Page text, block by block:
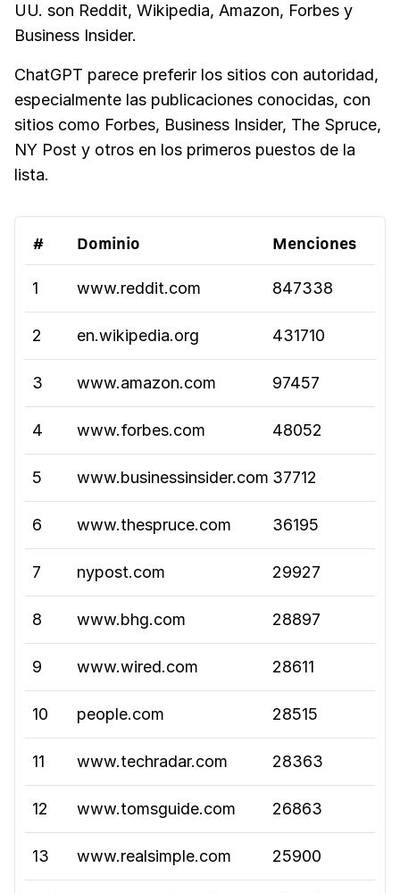
UU. son Reddit, Wikipedia, Amazon, Forbes y
Business Insider.
ChatGPT parece preferir los sitios con autoridad,
especialmente las publicaciones conocidas, con
sitios como Forbes, Business Insider, The Spruce,
NY Post y otros en los primeros puestos de la
lista.
# Dominio Menciones
1 www.reddit.com 847338
2 en.wikipedia.org 431710
3 www.amazon.com 97457
4 www.forbes.com 48052
5 www.businessinsider.com 37712
6 www.thespruce.com 36195
7 nypost.com 29927
8 www.bhg.com 28897
9 www.wired.com 28611
10 people.com 28515
11 www.techradar.com 28363
12 www.tomsguide.com 26863
13 www.realsimple.com 25900